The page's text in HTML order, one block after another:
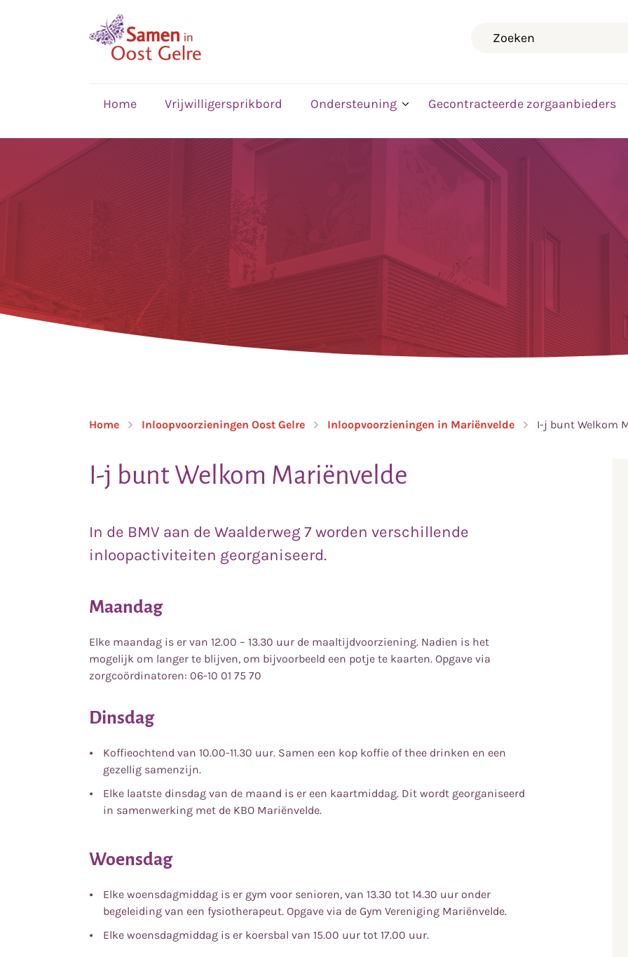
Home Vrijwilligersprikbord Ondersteuning Gecontracteerde zorgaanbieders
Home Inloopvoorzieningen Oost Gelre Inloopvoorzieningen in Mariënvelde I-j bunt Welkom
I-j bunt Welkom Mariënvelde
In de BMV aan de Waalderweg 7 worden verschillende
inloopactiviteiten georganiseerd.
Maandag
Elke maandag is er van 12.00 – 13.30 uur de maaltijdvoorziening. Nadien is het
mogelijk om langer te blijven, om bijvoorbeeld een potje te kaarten. Opgave via
zorgcoördinatoren: 06-10 01 75 70
Dinsdag
Koffieochtend van 10.00-11.30 uur. Samen een kop koffie of thee drinken en een
gezellig samenzijn.
Elke laatste dinsdag van de maand is er een kaartmiddag. Dit wordt georganiseerd
in samenwerking met de KBO Mariënvelde.
Woensdag
Elke woensdagmiddag is er gym voor senioren, van 13.30 tot 14.30 uur onder
begeleiding van een fysiotherapeut. Opgave via de Gym Vereniging Mariënvelde.
Elke woensdagmiddag is er koersbal van 15.00 uur tot 17.00 uur.